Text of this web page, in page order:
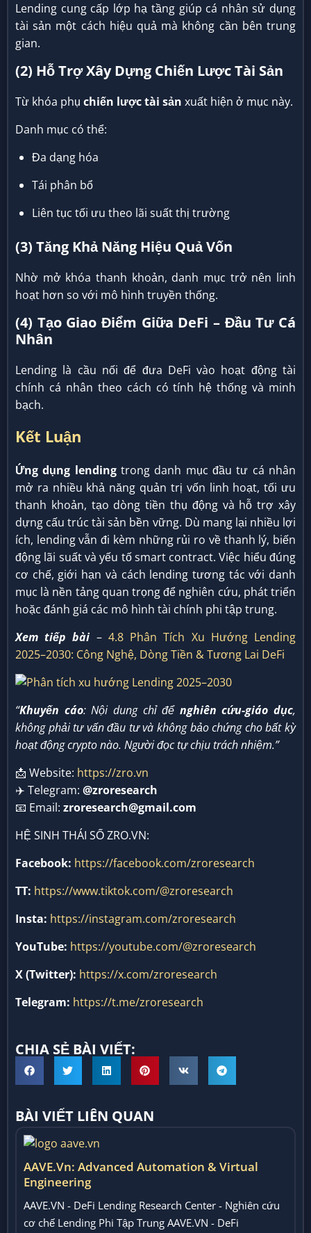
Lending cung cấp lớp hạ tầng giúp cá nhân sử dụng
tài sản một cách hiệu quả mà không cần bên trung
gian.
(2) Hỗ Trợ Xây Dựng Chiến Lược Tài Sản
Từ khóa phụ chiến lược tài sản xuất hiện ở mục này.
Danh mục có thể:
Đa dạng hóa
Tái phân bổ
Liên tục tối ưu theo lãi suất thị trường
(3) Tăng Khả Năng Hiệu Quả Vốn
Nhờ mở khóa thanh khoản, danh mục trở nên linh
hoạt hơn so với mô hình truyền thống.
(4) Tạo Giao Điểm Giữa DeFi – Đầu Tư Cá
Nhân
Lending là cầu nối để đưa DeFi vào hoạt động tài
chính cá nhân theo cách có tính hệ thống và minh
bạch.
Kết Luận
Ứng dụng lendingtrong danh mục đầu tư cá nhân
mở ra nhiều khả năng quản trị vốn linh hoạt, tối ưu
thanh khoản, tạo dòng tiền thụ động và hỗ trợ xây
dựng cấu trúc tài sản bền vững. Dù mang lại nhiều lợi
ích, lending vẫn đi kèm những rủi ro về thanh lý, biến
động lãi suất và yếu tố smart contract. Việc hiểu đúng
cơ chế, giới hạn và cách lending tương tác với danh
mục là nền tảng quan trọng để nghiên cứu, phát triển
hoặc đánh giá các mô hình tài chính phi tập trung.
Xem tiếp bài – 4.8 Phân Tích Xu Hướng Lending
2025–2030: Công Nghệ, Dòng Tiền & Tương Lai DeFi
“Khuyến cáo: Nội dung chỉ để nghiên cứu-giáo dục,
không phải tư vấn đầu tư và không bảo chứng cho bất kỳ
hoạt động crypto nào. Người đọc tự chịu trách nhiệm.”
📩 Website: https://zro.vn
✈️ Telegram: @zroresearch
📧 Email: zroresearch@gmail.com
HỆ SINH THÁI SỐ ZRO.VN:
Facebook: https://facebook.com/zroresearch
TT: https://www.tiktok.com/@zroresearch
Insta: https://instagram.com/zroresearch
YouTube: https://youtube.com/@zroresearch
X (Twitter): https://x.com/zroresearch
Telegram: https://t.me/zroresearch
CHIA SẺ BÀI VIẾT:
BÀI VIẾT LIÊN QUAN
AAVE.vn: Advanced Automation & Virtual
Engineering
AAVE.VN - DeFi Lending Research Center - Nghiên cứu
cơ chế Lending Phi Tập Trung AAVE.VN - DeFi